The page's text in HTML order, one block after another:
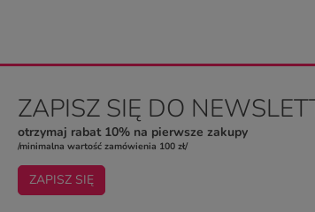
ZAPISZ SIĘ DO
otrzymaj rabat 10% na pierwsze zakupy
/minimalna wartość zamówienia 100 zł/
ZAPISZ SIĘ